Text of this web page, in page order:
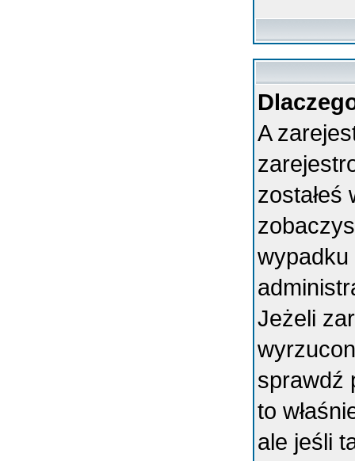
A
zostałeś
wypadku
Jeżeli
sprawdź
to
ale jeśli